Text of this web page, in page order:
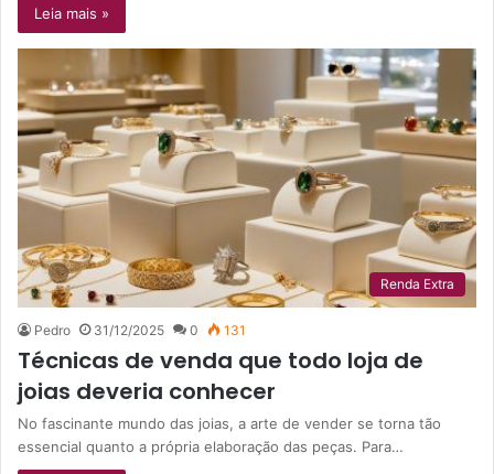
Leia mais »
Renda Extra
Pedro 31/12/2025 0 131
Técnicas de venda que todo loja de
joias deveria conhecer
No fascinante mundo das joias, a arte de vender se torna tão
essencial quanto a própria elaboração das peças. Para…